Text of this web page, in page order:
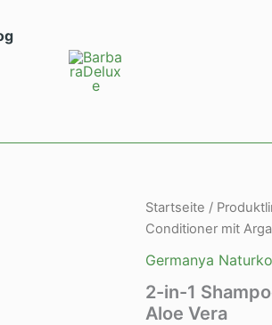
Startseite /
Conditioner mit
Germanya
2-in-1
Aloe Vera
Preis